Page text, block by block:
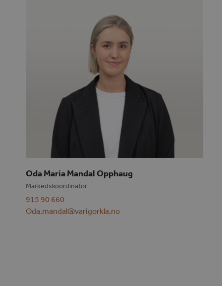
Oda Maria Mandal Opphaug
Markedskoordinator
915 90 660
Oda.mandal@varigorkla.no